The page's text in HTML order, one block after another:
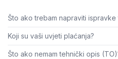
Što ako trebam napraviti
Koji su vaši uvjeti plaćanja?
Što ako nemam tehnički opis